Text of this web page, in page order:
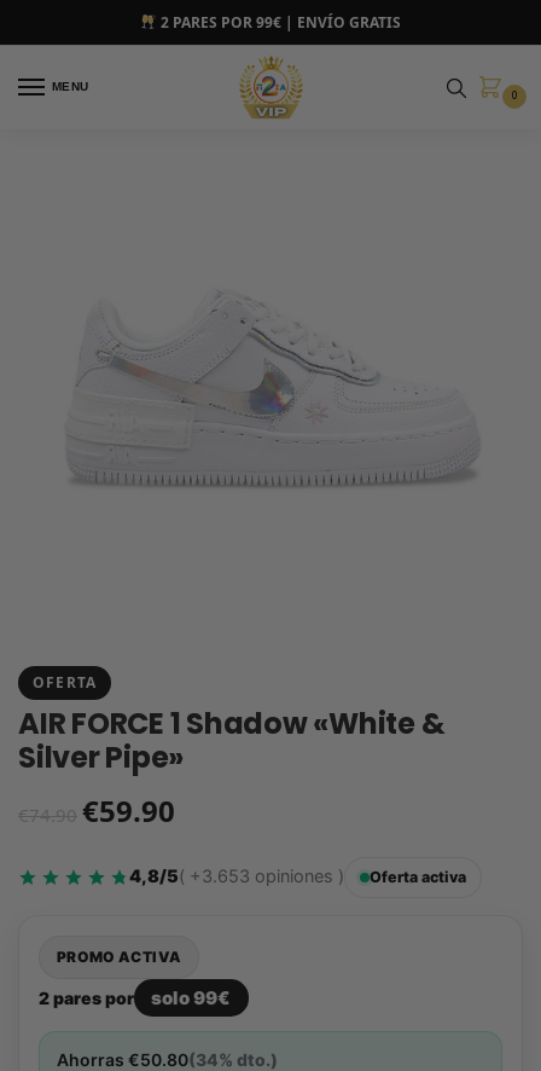
2 PARES POR 99€ | ENVÍO GRATIS
MENU
0
OFERTA
AIR FORCE 1 Shadow «White &
Silver Pipe»
€74.90 €59.90
4,8/5( +3.653 opiniones ) Oferta activa
PROMO ACTIVA
2 pares por solo 99€
Ahorras €50.80(34% dto.)